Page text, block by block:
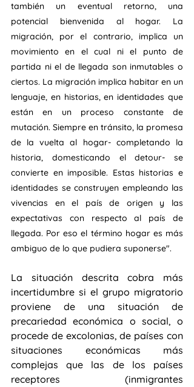
también un eventual retorno, una
potencial bienvenida al hogar. La
migración, por el contrario, implica un
movimiento en el cual ni el punto de
partida ni el de llegada son inmutables o
ciertos. La migración implica habitar en un
lenguaje, en historias, en identidades que
están en un proceso constante de
mutación. Siempre en tránsito, la promesa
de la vuelta al hogar- completando la
historia, domesticando el detour- se
convierte en imposible. Estas historias e
identidades se construyen empleando las
vivencias en el país de origen y las
expectativas con respecto al país de
llegada. Por eso el término hogar es más
ambiguo de lo que pudiera suponerse".
La situación descrita cobra más
incertidumbre si el grupo migratorio
proviene de una situación de
precariedad económica o social, o
procede de excolonias, de países con
situaciones económicas más
complejas que las de los países
receptores (inmigrantes